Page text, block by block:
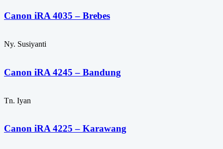
Canon iRA 4035 – Brebes
Ny. Susiyanti
Canon iRA 4245 – Bandung
Tn. Iyan
Canon iRA 4225 – Karawang